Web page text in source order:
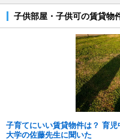
子供部屋・子供可の賃貸物
子育てにいい賃貸物件は？ 育
大学の佐藤先生に聞いた